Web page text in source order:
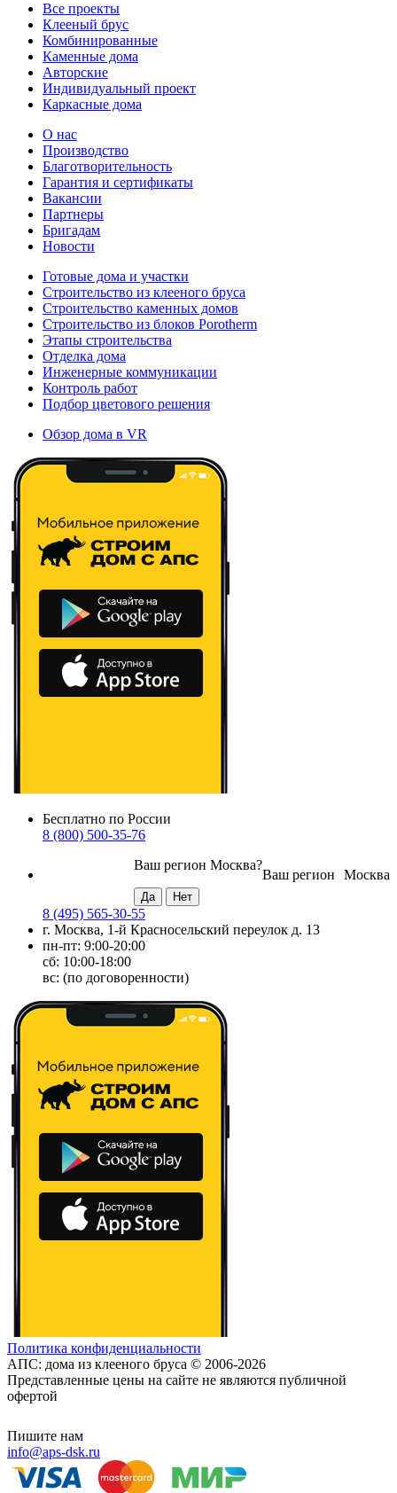
Все проекты
Клееный брус
Комбинированные
Каменные дома
Авторские
Индивидуальный проект
Каркасные дома
О нас
Производство
Благотворительность
Гарантия и сертификаты
Вакансии
Партнеры
Бригадам
Новости
Готовые дома и участки
Строительство из клееного бруса
Строительство каменных домов
Строительство из блоков Porotherm
Этапы строительства
Отделка дома
Инженерные коммуникации
Контроль работ
Подбор цветового решения
Обзор дома в VR
Бесплатно по России
8 (800) 500-35-76
Москва
Ваш регион
Ваш регион Москва?
8 (495) 565-30-55
г. Москва, 1-й Красносельский переулок д. 13
пн-пт: 9:00-20:00
сб: 10:00-18:00
вс: (по договоренности)
Политика конфиденциальности
АПС: дома из клееного бруса © 2006-2026
Представленные цены на сайте не являются публичной
офертой
Пишите нам
info@aps-dsk.ru